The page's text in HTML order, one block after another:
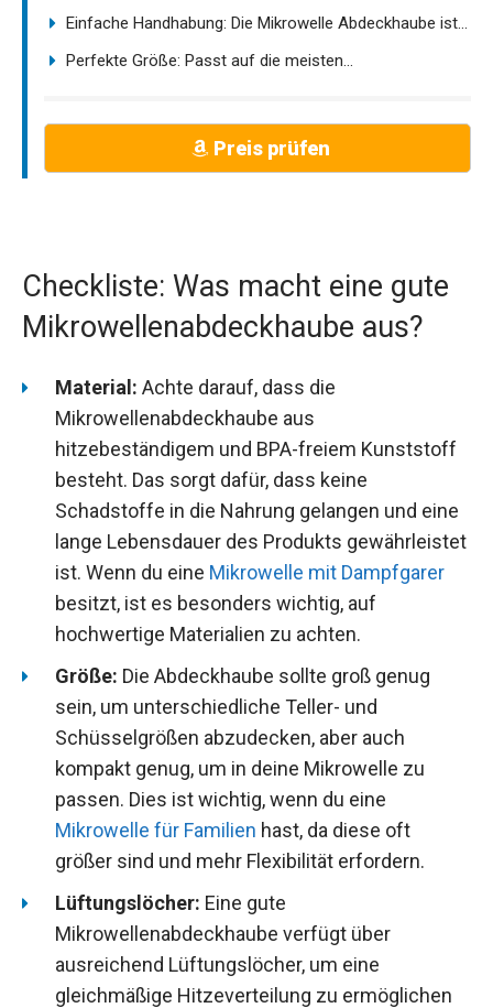
Einfache Handhabung: Die Mikrowelle Abdeckhaube ist...
Perfekte Größe: Passt auf die meisten...
Preis prüfen
Checkliste: Was macht eine gute
Mikrowellenabdeckhaube aus?
Material: Achte darauf, dass die
Mikrowellenabdeckhaube aus
hitzebeständigem und BPA-freiem Kunststoff
besteht. Das sorgt dafür, dass keine
Schadstoffe in die Nahrung gelangen und eine
lange Lebensdauer des Produkts gewährleistet
ist. Wenn du eine Mikrowelle mit Dampfgarer
besitzt, ist es besonders wichtig, auf
hochwertige Materialien zu achten.
Größe: Die Abdeckhaube sollte groß genug
sein, um unterschiedliche Teller- und
Schüsselgrößen abzudecken, aber auch
kompakt genug, um in deine Mikrowelle zu
passen. Dies ist wichtig, wenn du eine
Mikrowelle für Familien hast, da diese oft
größer sind und mehr Flexibilität erfordern.
Lüftungslöcher: Eine gute
Mikrowellenabdeckhaube verfügt über
ausreichend Lüftungslöcher, um eine
gleichmäßige Hitzeverteilung zu ermöglichen